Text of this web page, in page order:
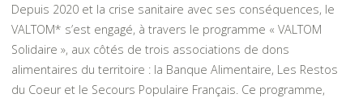
Depuis 2020 et la crise sanitaire avec ses conséquences, le
VALTOM* s’est engagé, à travers le programme « VALTOM
Solidaire », aux côtés de trois associations de dons
alimentaires du territoire : la Banque Alimentaire, Les Restos
du Coeur et le Secours Populaire Français. Ce programme,